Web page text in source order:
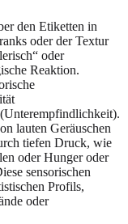
den Etiketten in
oder der Textur
oder
Reaktion.
lauten Geräuschen
tiefen Druck, wie
oder Hunger oder
sensorischen
Profils,
oder